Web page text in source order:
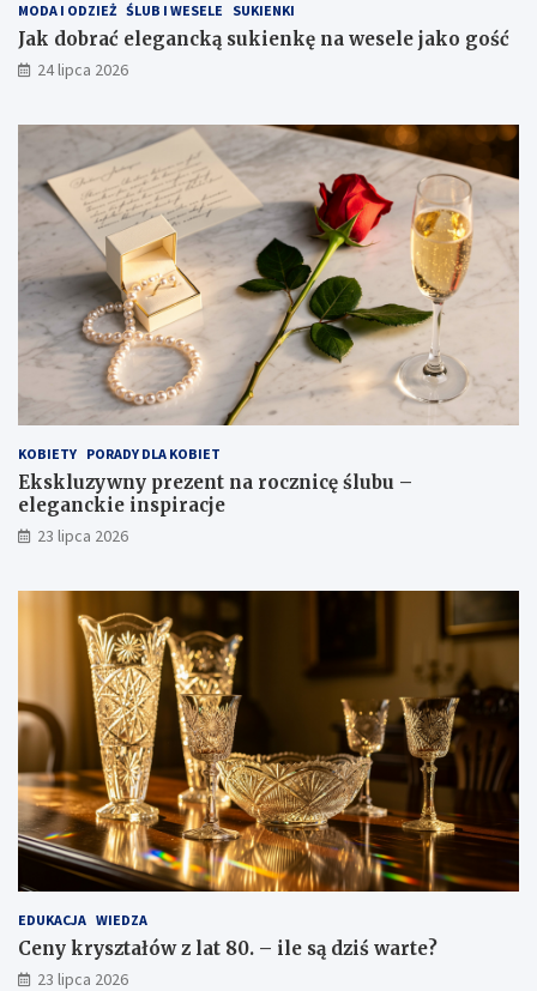
MODA I ODZIEŻ ŚLUB I WESELE SUKIENKI
Jak dobrać elegancką sukienkę na wesele jako gość
24 lipca 2026
KOBIETY PORADY DLA KOBIET
Ekskluzywny prezent na rocznicę ślubu –
eleganckie inspiracje
23 lipca 2026
EDUKACJA WIEDZA
Ceny kryształów z lat 80. – ile są dziś warte?
23 lipca 2026